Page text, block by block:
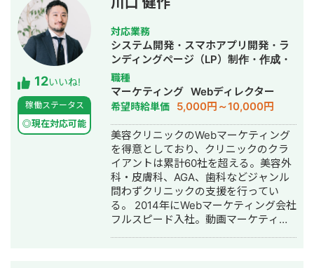
12いいね!
稼働ステータス
◎現在対応可能
対応業務
システム開発・スマホアプリ開発・ラ
ンディングページ（LP）制作・作成・
Youtubeチャンネル運営代行・立ち上
げ・ECサイト構築・ネットショップ作
成代行・SEO対策・新規事業立上・
SNS運用代行・記事作成代行・ライテ
ィング・ホームページ制作・作成・バ
ナー制作・デザイン・ロゴデザイン・
作成・リスティング広告運用代行・オ
ウンドメディア制作・構築・運用代
行・動画制作・動画編集・営業代行
職種
マーケティング Webディレクター
希望時給単価 5,000円～10,000円
美容クリニックのWebマーケティング
を得意としており、クリニックのクラ
イアントは累計60社を超える。美容外
科・皮膚科、AGA、歯科などジャンル
問わずクリニックの支援を行ってい
る。 2014年にWebマーケティング会社
フルスピード入社。動画マーケティン